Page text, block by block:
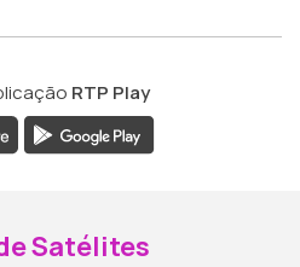
RTP Play
Satélites